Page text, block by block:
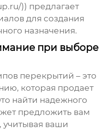
)) предлагает
для создания
назначения.
при выборе
перекрытий – это
которая продает
найти надежного
предложить вам
ваши